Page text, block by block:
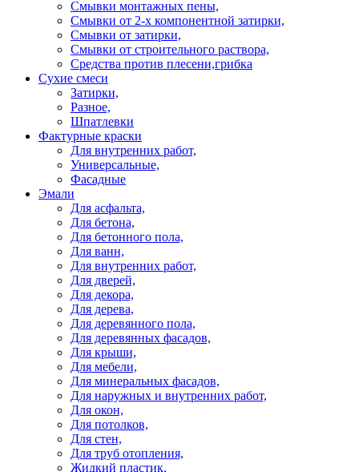
Смывки монтажных пены,
Смывки от 2-х компонентной затирки,
Смывки от затирки,
Смывки от строительного раствора,
Средства против плесени,грибка
Сухие смеси
Затирки,
Разное,
Шпатлевки
Фактурные краски
Для внутренних работ,
Универсальные,
Фасадные
Эмали
Для асфальта,
Для бетона,
Для бетонного пола,
Для ванн,
Для внутренних работ,
Для дверей,
Для декора,
Для дерева,
Для деревянного пола,
Для деревянных фасадов,
Для крыши,
Для мебели,
Для минеральных фасадов,
Для наружных и внутренних работ,
Для окон,
Для потолков,
Для стен,
Для труб отопления,
Жидкий пластик,